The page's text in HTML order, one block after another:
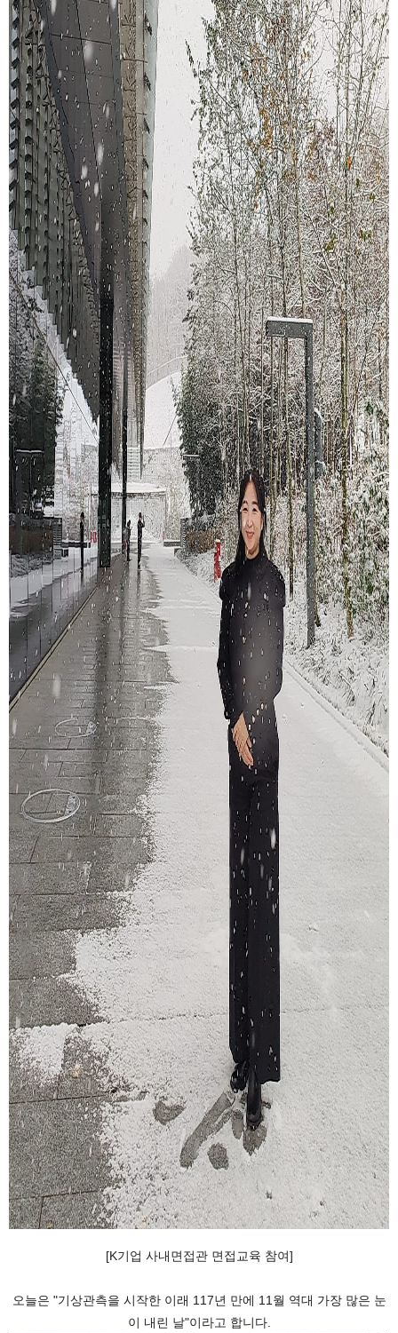
[K기업 사내면접관 면접교육 참여 ]
오늘은 "기상관측을 시작한 이래 117년 만에 11월 역대 가장 많은 눈
이 내린 날"이라고 합니다.